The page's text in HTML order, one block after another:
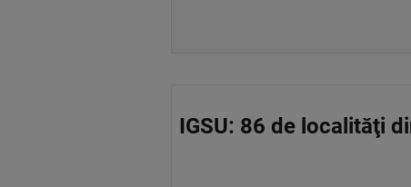
IGSU: 86 de localităţi